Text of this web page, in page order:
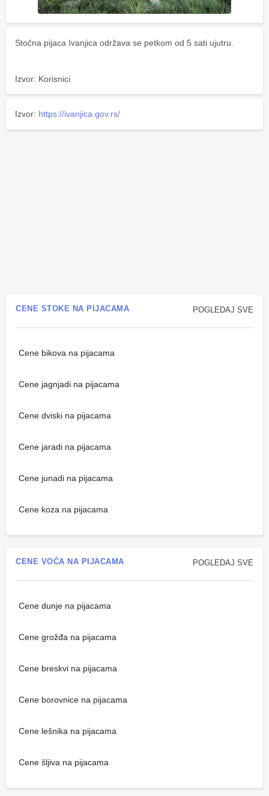
Stočna pijaca Ivanjica održava se petkom od 5 sati ujutru.
Izvor: Korisnici
Izvor: https://ivanjica.gov.rs/
POGLEDAJ SVE
CENE STOKE NA PIJACAMA
Cene bikova na pijacama
Cene jagnjadi na pijacama
Cene dviski na pijacama
Cene jaradi na pijacama
Cene junadi na pijacama
Cene koza na pijacama
POGLEDAJ SVE
CENE VOĆA NA PIJACAMA
Cene dunje na pijacama
Cene grožđa na pijacama
Cene breskvi na pijacama
Cene borovnice na pijacama
Cene lešnika na pijacama
Cene šljiva na pijacama